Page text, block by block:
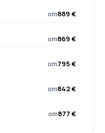
от889 €
от869 €
от795 €
от842 €
от877 €